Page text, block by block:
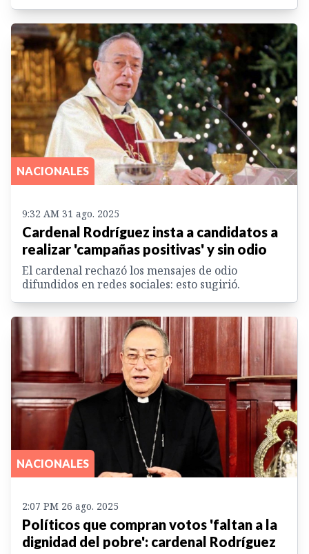
NACIONALES
9:32 AM 31 ago. 2025
Cardenal Rodríguez insta a candidatos a
realizar 'campañas positivas' y sin odio
El cardenal rechazó los mensajes de odio
difundidos en redes sociales: esto sugirió.
NACIONALES
2:07 PM 26 ago. 2025
Políticos que compran votos 'faltan a la
dignidad del pobre': cardenal Rodríguez